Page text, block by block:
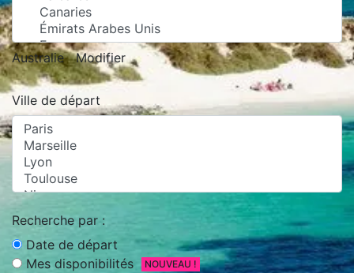
Australie Modifier
Ville de départ
Recherche par :
Date de départ
Mes disponibilités
NOUVEAU !